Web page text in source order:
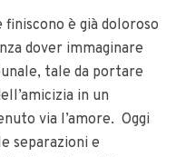
è già doloroso
dover immaginare
tale da portare
in un
via l’amore. Oggi
separazioni e